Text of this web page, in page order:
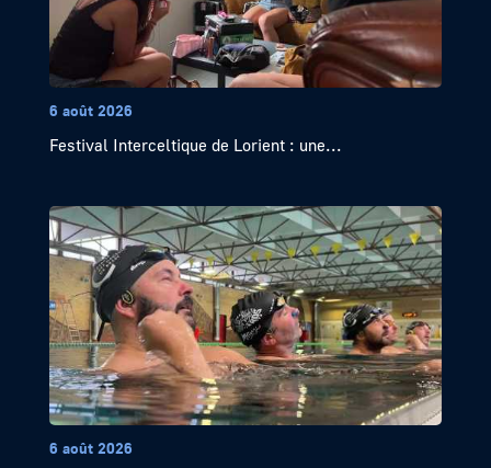
6 août 2026
Festival Interceltique de Lorient : une...
6 août 2026